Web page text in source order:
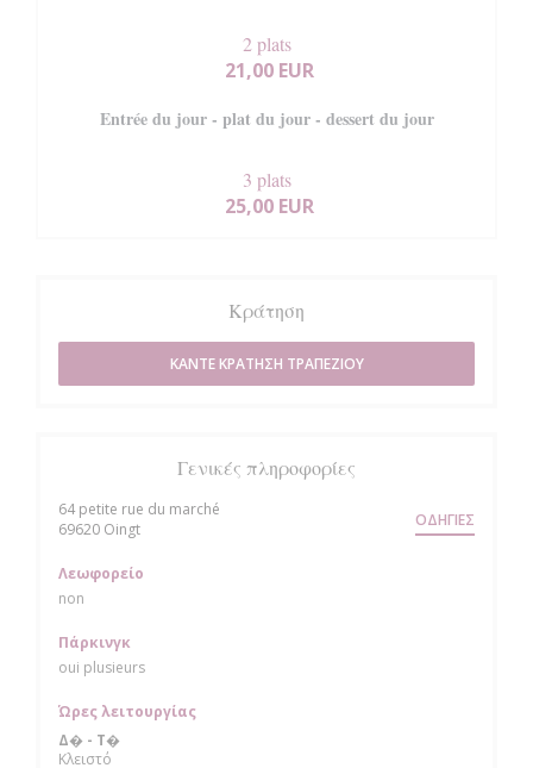
2 plats
21,00 EUR
Entrée du jour - plat du jour - dessert du jour
3 plats
25,00 EUR
Κράτηση
ΚΆΝΤΕ ΚΡΆΤΗΣΗ ΤΡΑΠΕΖΙΟΎ
Γενικές πληροφορίες
64 petite rue du marché
69620 Oingt((ανοίγει σε νέο παράθυρο)) ΟΔΗΓΊΕΣ
Λεωφορείο
non
Πάρκινγκ
oui plusieurs
Ώρες λειτουργίας
Δ� - Τ�
Κλειστό